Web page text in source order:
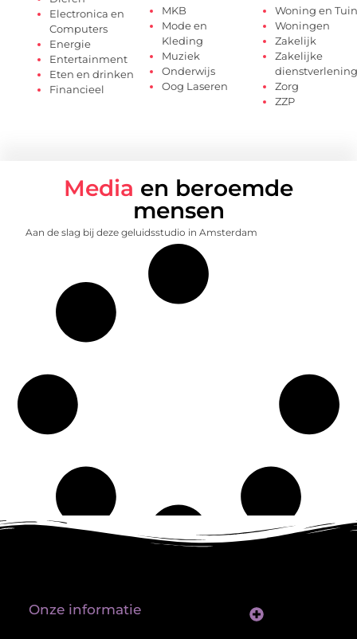
Electronica en
Computers
Energie
Entertainment
Eten en drinken
Financieel
MKB
Mode en
Kleding
Muziek
Onderwijs
Oog Laseren
Woning en Tuin
Woningen
Zakelijk
Zakelijke
dienstverlening
Zorg
ZZP
Media en beroemde
mensen
Aan de slag bij deze geluidsstudio in Amsterdam
Onze informatie